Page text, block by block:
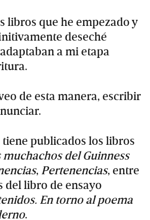
libros que he empezado y
deseché
a mi etapa
de esta manera, escribir
publicados los libros
muchachos del Guinness
, Pertenencias, entre
del libro de ensayo
En torno al poema
.